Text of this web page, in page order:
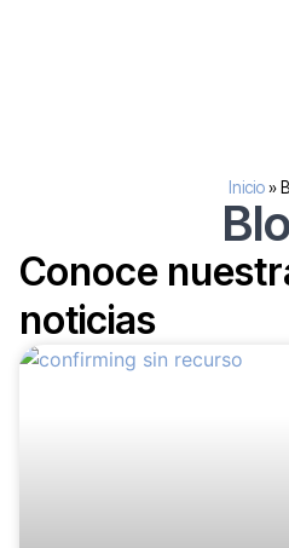
Inicio»
Conoce
noticias